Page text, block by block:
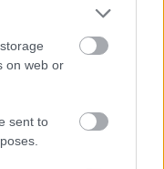
on web or
sent to
Ziņot